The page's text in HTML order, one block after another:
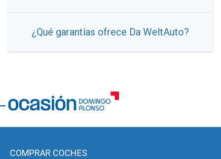
¿Qué garantías ofrece Da WeltAuto?
COMPRAR COCHES